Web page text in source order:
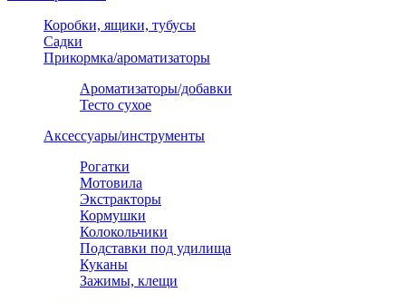
Коробки, ящики, тубусы
Садки
Прикормка/ароматизаторы
Ароматизаторы/добавки
Тесто сухое
Аксессуары/инструменты
Рогатки
Мотовила
Экстракторы
Кормушки
Колокольчики
Подставки под удилища
Куканы
Зажимы, клещи